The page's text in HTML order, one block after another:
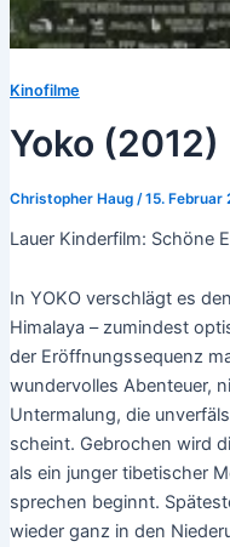
Kinofilme
Yoko (2012)
Christopher Haug /15. Februar
Lauer Kinderfilm: Schöne
In YOKO verschlägt es
Himalaya – zumindest
der Eröffnungssequenz
wundervolles Abenteuer,
Untermalung, die
scheint. Gebrochen wird
als ein junger tibetischer
sprechen beginnt.
wieder ganz in den